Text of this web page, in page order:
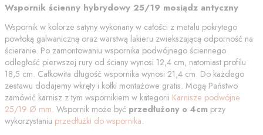
Wspornik ścienny hybrydowy 25/19 mosiądz antyczny
Wspornik w kolorze satyny wykonany w całości z metalu pokrytego
powłoką galwaniczną oraz warstwą lakieru zwiekszającą odporność na
ścieranie. Po zamontowaniu wspornika podwójnego ściennego
odległość pierwszej rury od ściany wynosi 12,4 cm, natomiast profilu
18,5 cm. Całkowita długość wspornika wynosi 21,4 cm. Do każdego
zestawu dodajemy wkręty i kołki montażowe gratis. Mogą Państwo
zamówić karnisz z tym wspornikiem w kategorii Karnisze podwójne
25/19 Ø mm. Wspornik może być przedłużony o 4cm przy
wykorzystaniu przedłużki do wspornika.